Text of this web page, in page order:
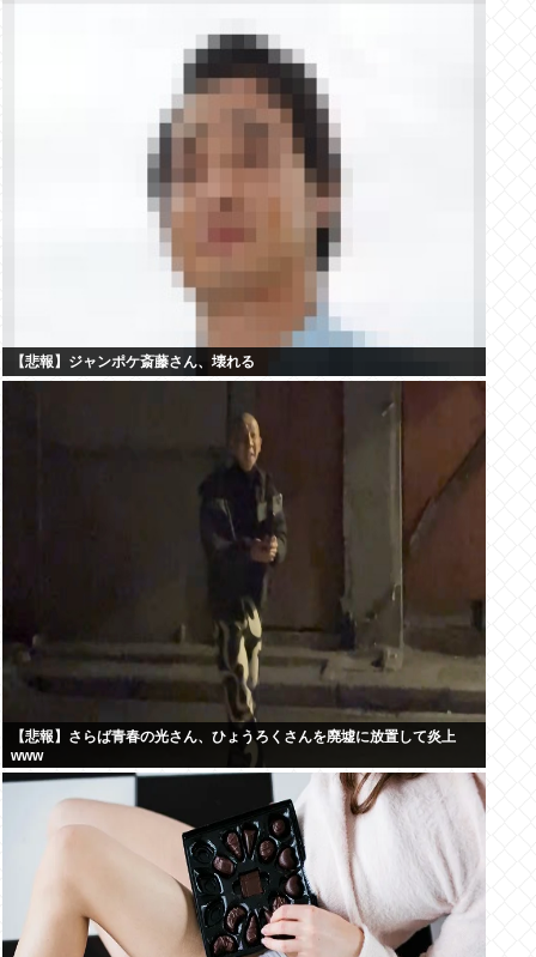
【悲報】ジャンポケ斎藤さん、壊れる
【悲報】さらば青春の光さん、ひょうろくさんを廃墟に放置して炎上
www